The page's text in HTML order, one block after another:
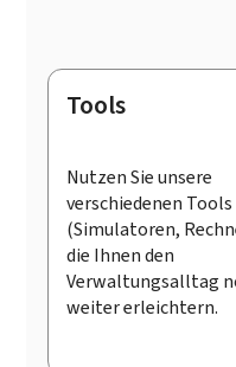
Footer
Tools
Nutzen Sie unsere
verschiedenen Tools
(Simulatoren,
die Ihnen den
Verwaltungsalltag
weiter erleichtern.